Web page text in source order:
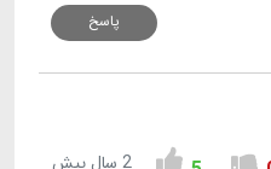
پاسخ
2 سال پیش